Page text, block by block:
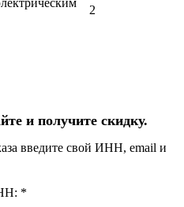
2
и получите скидку.
введите свой ИНН, email и
*